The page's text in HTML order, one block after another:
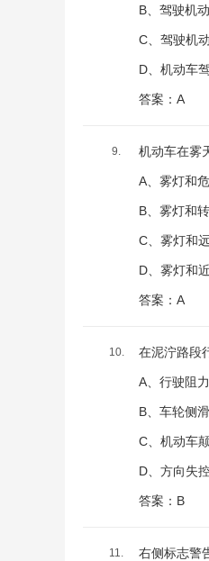
B、驾驶机
C、驾驶机
D、机动车
答案：A
9. 机动车在雾
A、雾灯和
B、雾灯和
C、雾灯和
D、雾灯和
答案：A
10. 在泥泞路段
A、行驶阻
B、车轮侧滑
C、机动车
D、方向失
答案：B
11. 右侧标志警